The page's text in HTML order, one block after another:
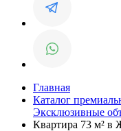
Главная
Каталог
Эксклюзивные
Квартира 73 м² в